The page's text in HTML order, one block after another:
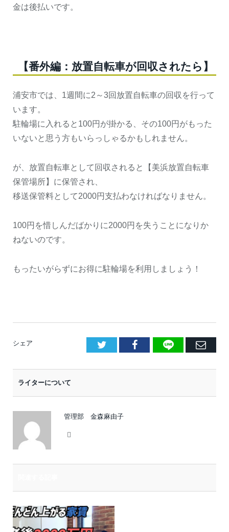
金は後払いです。
【番外編：放置自転車が回収されたら】
浦安市では、1週間に2～3回放置自転車の回収を行って
います。
駐輪場に入れると100円が掛かる、その100円がもった
いないと思う方もいらっしゃるかもしれません。
が、放置自転車として回収されると【美浜放置自転車
保管場所】に保管され、
移送保管料として2000円支払わなければなりません。
100円を惜しんだばかりに2000円を失うことになりか
ねないのです。
もったいがらずにお得に駐輪場を利用しましょう！
シェア Facebook
LINE
E
ライターについて
管理部 金森麻由子